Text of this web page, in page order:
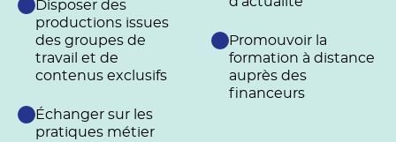
Disposer des
productions issues
des groupes de
travail et de
contenus exclusifs
Échanger sur les
pratiques métier
Promouvoir la
formation à distance
auprès des
financeurs